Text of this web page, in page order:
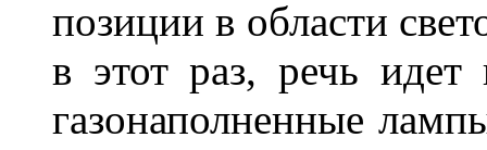
позиции в области
в этот раз, речь
газонаполненные